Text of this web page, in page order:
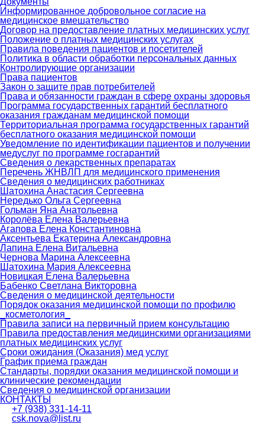
Информированное добровольное согласие на
медицинское вмешательство
Договор на предоставление платных медицинских услуг
Положение о платных медицинских услугах
Правила поведения пациентов и посетителей
Политика в области обработки персональных данных
Контролирующие организации
Права пациентов
Закон о защите прав потребителей
Права и обязанности граждан в сфере охраны здоровья
Программа государственных гарантий бесплатного
оказания гражданам медицинской помощи
Территориальная программа государственных гарантий
бесплатного оказания медицинской помощи
Уведомление по идентификации пациентов и получении
медуслуг по программе госгарантий
Сведения о лекарственных препаратах
Перечень ЖНВЛП для медицинского применения
Сведения о медицинских работниках
Шатохина Анастасия Сергеевна
Нередько Ольга Сергеевна
Гольман Яна Анатольевна
Королёва Елена Валерьевна
Агапова Елена Константиновна
Аксентьева Екатерина Александровна
Лапина Елена Витальевна
Чернова Марина Алексеевна
Шатохина Мария Алексеевна
Новицкая Елена Валерьевна
Бабенко Светлана Викторовна
Сведения о медицинской деятельности
Порядок оказания медицинской помощи по профилю
_косметология_
Правила записи на первичный прием консультацию
Правила предоставления медицинскими организациями
платных медицинских услуг
Сроки ожидания (Оказания) мед услуг
График приема граждан
Стандарты, порядки оказания медицинской помощи и
клинические рекомендации
Сведения о медицинской организации
КОНТАКТЫ
+7 (938) 331-14-11
csk.nova@list.ru